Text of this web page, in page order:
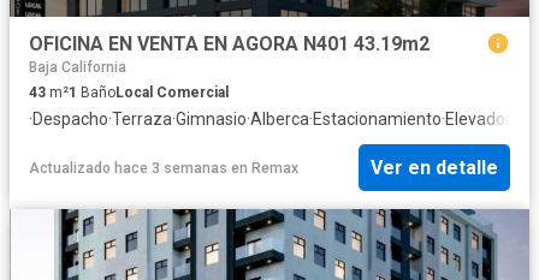
OFICINA EN VENTA EN AGORA N401 43.19m2
Baja California
43 m²1 BañoLocal Comercial
·Despacho·Terraza·Gimnasio·Alberca·Estacionamiento·Elevador
Actualizado hace 3 semanas en Remax Ver en detalle